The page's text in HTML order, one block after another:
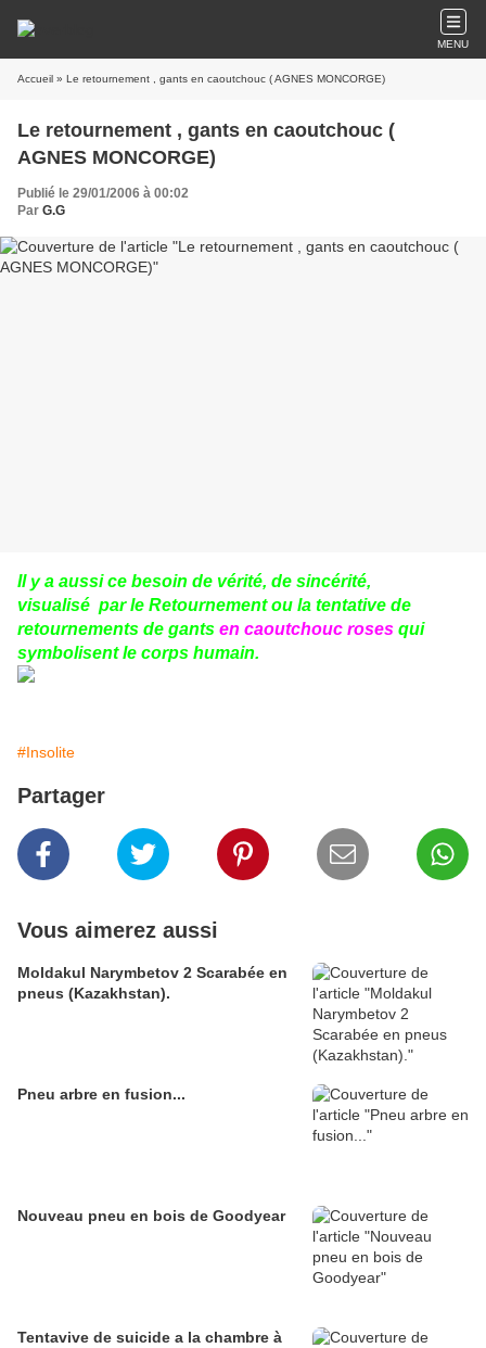
MENU
Accueil » Le retournement , gants en caoutchouc ( AGNES MONCORGE)
Le retournement , gants en caoutchouc (
AGNES MONCORGE)
Publié le 29/01/2006 à 00:02
Par G.G
Il y a aussi ce besoin de vérité, de sincérité,
visualisé parle Retournement ou la tentative de
retournements de gants en caoutchouc roses qui
symbolisent le corps humain.
#Insolite
Partager
Vous aimerez aussi
Moldakul Narymbetov 2 Scarabée en
pneus (Kazakhstan).
Pneu arbre en fusion...
Nouveau pneu en bois de Goodyear
Tentavive de suicide a la chambre à